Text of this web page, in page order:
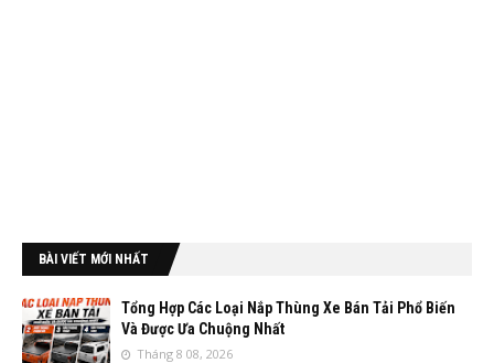
BÀI VIẾT MỚI NHẤT
Tổng Hợp Các Loại Nắp Thùng Xe Bán Tải Phổ Biến
Và Được Ưa Chuộng Nhất
Tháng 8 08, 2026